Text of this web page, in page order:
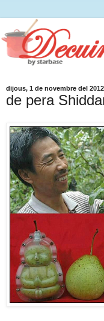
dijous, 1 de novembre del 2012
de pera